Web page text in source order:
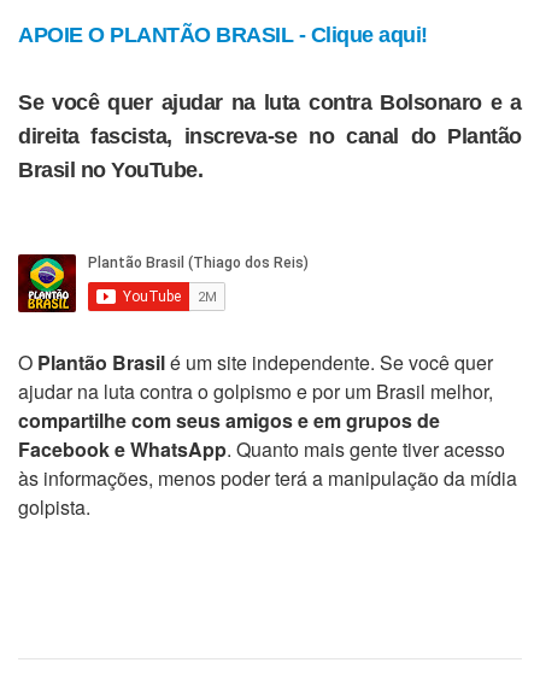
APOIE O PLANTÃO BRASIL - Clique aqui!
Se você quer ajudar na luta contra Bolsonaro e a
direita fascista, inscreva-se no canal do Plantão
Brasil no YouTube.
O Plantão Brasilé um site independente. Se você quer
ajudar na luta contra o golpismo e por um Brasil melhor,
compartilhe com seus amigos e em grupos de
Facebook e WhatsApp. Quanto mais gente tiver acesso
às informações, menos poder terá a manipulação da mídia
golpista.